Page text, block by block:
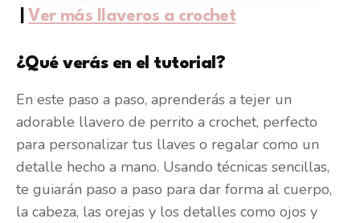
Ver más llaveros a crochet
¿Qué verás en el tutorial?
En este paso a paso, aprenderás a tejer un
adorable llavero de perrito a crochet, perfecto
para personalizar tus llaves o regalar como un
detalle hecho a mano. Usando técnicas sencillas,
te guiarán paso a paso para dar forma al cuerpo,
la cabeza, las orejas y los detalles como ojos y